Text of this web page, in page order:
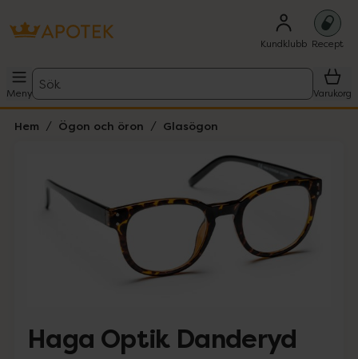
Kundklubb Recept
Meny
Sök
Varukorg
Hem Ögon och öron Glasögon
Lista: . Innehåller 1 objekt.
Haga Optik Danderyd